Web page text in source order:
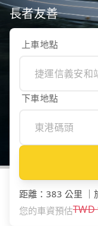
長者友善
上車地點
下車地點
距離 ： 383 公里
您的車資預估TWD